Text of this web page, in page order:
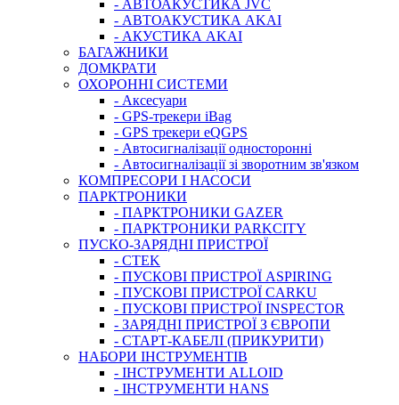
- АВТОАКУСТИКА JVC
- АВТОАКУСТИКА AKAI
- АКУСТИКА AKAI
БАГАЖНИКИ
ДОМКРАТИ
ОХОРОННІ СИСТЕМИ
- Аксесуари
- GPS-трекери iBag
- GPS трекери eQGPS
- Автосигналізації односторонні
- Автосигналізації зі зворотним зв'язком
КОМПРЕСОРИ І НАСОСИ
ПАРКТРОНИКИ
- ПАРКТРОНИКИ GAZER
- ПАРКТРОНИКИ PARKCITY
ПУСКО-ЗАРЯДНІ ПРИСТРОЇ
- CTEK
- ПУСКОВІ ПРИСТРОЇ ASPIRING
- ПУСКОВІ ПРИСТРОЇ CARKU
- ПУСКОВІ ПРИСТРОЇ INSPECTOR
- ЗАРЯДНІ ПРИСТРОЇ З ЄВРОПИ
- СТАРТ-КАБЕЛІ (ПРИКУРИТИ)
НАБОРИ ІНСТРУМЕНТІВ
- ІНСТРУМЕНТИ ALLOID
- ІНСТРУМЕНТИ HANS